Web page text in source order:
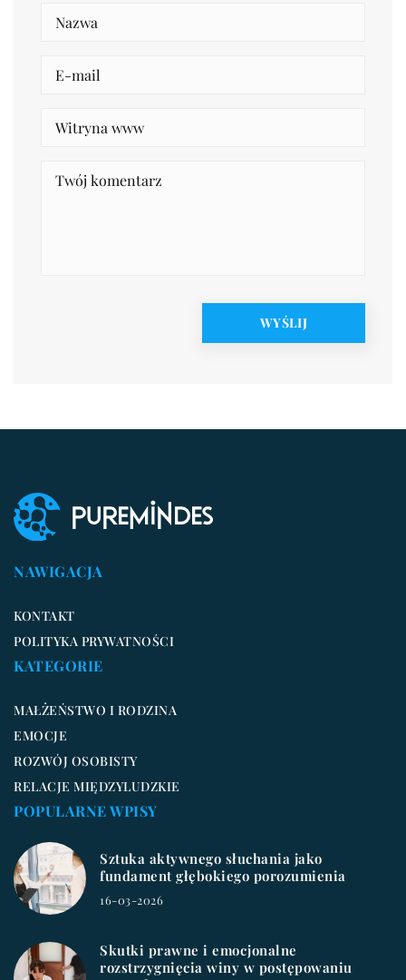
NAWIGACJA
KONTAKT
POLITYKA PRYWATNOŚCI
KATEGORIE
MAŁŻEŃSTWO I RODZINA
EMOCJE
ROZWÓJ OSOBISTY
RELACJE MIĘDZYLUDZKIE
POPULARNE WPISY
Sztuka aktywnego słuchania jako
fundament głębokiego porozumienia
16-03-2026
Skutki prawne i emocjonalne
rozstrzygnięcia winy w postępowaniu